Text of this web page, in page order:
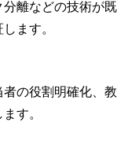
離などの技術が既
ます。
の役割明確化、教
す。